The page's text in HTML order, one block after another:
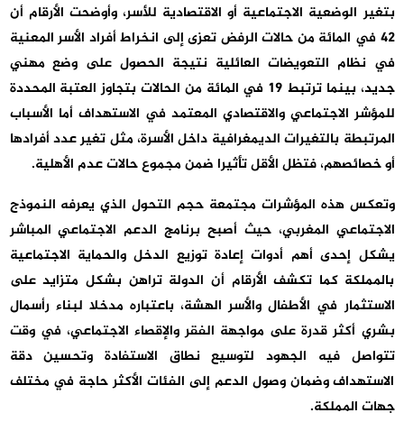
بتغير الوضعية الاجتماعية أو الاقتصادية للأسر، وأوضحت الأرقام أن
42 في المائة من حالات الرفض تعزى إلى انخراط أفراد الأسر المعنية
في نظام التعويضات العائلية نتيجة الحصول على وضع مهني
جديد، بينما ترتبط 19 في المائة من الحالات بتجاوز العتبة المحددة
للمؤشر الاجتماعي والاقتصادي المعتمد في الاستهداف أما الأسباب
المرتبطة بالتغيرات الديمغرافية داخل الأسرة، مثل تغير عدد أفرادها
أو خصائصهم، فتظل الأقل تأثيرا ضمن مجموع حالات عدم الأهلية.
وتعكس هذه المؤشرات مجتمعة حجم التحول الذي يعرفه النموذج
الاجتماعي المغربي، حيث أصبح برنامج الدعم الاجتماعي المباشر
يشكل إحدى أهم أدوات إعادة توزيع الدخل والحماية الاجتماعية
بالمملكة كما تكشف الأرقام أن الدولة تراهن بشكل متزايد على
الاستثمار في الأطفال والأسر الهشة، باعتباره مدخلا لبناء رأسمال
بشري أكثر قدرة على مواجهة الفقر والإقصاء الاجتماعي، في وقت
تتواصل فيه الجهود لتوسيع نطاق الاستفادة وتحسين دقة
الاستهداف وضمان وصول الدعم إلى الفئات الأكثر حاجة في مختلف
جهات المملكة.